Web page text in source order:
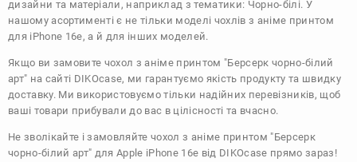
дизайни та матеріали, наприклад з тематики: Чорно-білі. У
нашому асортименті є не тільки моделі чохлів з аніме принтом
для iPhone 16e, а й для інших моделей.
Якщо ви замовите чохол з аніме принтом "Берсерк чорно-білий
арт" на сайті DIKOcase, ми гарантуємо якість продукту та швидку
доставку. Ми використовуємо тільки надійних перевізників, щоб
ваші товари прибували до вас в цілісності та вчасно.
Не зволікайте і замовляйте чохол з аніме принтом "Берсерк
чорно-білий арт" для Apple iPhone 16e від DIKOcase прямо зараз!